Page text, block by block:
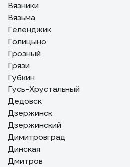
Вязники
Вязьма
Геленджик
Голицыно
Грозный
Грязи
Губкин
Гусь-Хрустальный
Дедовск
Дзержинск
Дзержинский
Димитровград
Динская
Дмитров